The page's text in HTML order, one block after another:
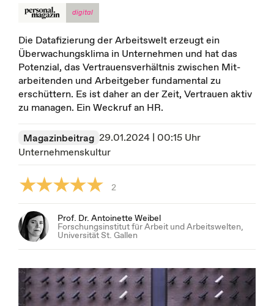
digital
Die Datafizierung der Arbeitswelt er­zeugt ein
Überwachungsklima in Unter­nehmen und hat das
Potenzial, das Vertrauens­verhältnis zwi­schen Mit­
arbeitenden und Arbeitgeber funda­mental zu
erschüttern. Es ist daher an der Zeit, Vertrauen aktiv
zu managen. Ein Weckruf an HR.
Magazinbeitrag 29.01.2024 | 00:15 Uhr
Unternehmenskultur
2
Prof. Dr. Antoinette Weibel
Forschungsinstitut für Arbeit und Arbeitswelten,
Universität St. Gallen